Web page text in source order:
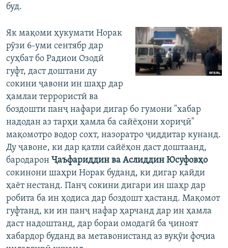
буд.
Як мақоми ҳукумати Норак
рӯзи 6-уми сентябр дар
суҳбат бо Радиои Озодӣ
гуфт, даст доштани ду
сокини ҷавони ин шаҳр дар
ҳамлаи террористӣ ва
боздошти панҷ нафари дигар бо гумони "хабар
надодан аз тарҳи ҳамла ба сайёҳони хориҷӣ"
мақомотро водор сохт, назоратро ҷиддитар кунанд.
Ду ҷавоне, ки дар қатли сайёҳон даст доштаанд,
бародарон Ҷаъфариддин ва Аслиддин Юсуфовҳо
сокинони шаҳри Норак буданд, ки дигар қайди
ҳаёт нестанд. Панҷ сокини дигари ин шаҳр дар
робита ба ин ҳодиса дар боздошт ҳастанд. Мақомот
гуфтанд, ки ин панҷ нафар ҳарчанд дар ин ҳамла
даст надоштанд, дар бораи омодагӣ ба ҷиноят
хабардор буданд ва метавонистанд аз вуқӯи фоҷиа